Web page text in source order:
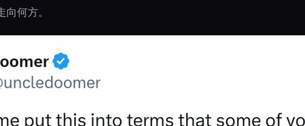
向何方。